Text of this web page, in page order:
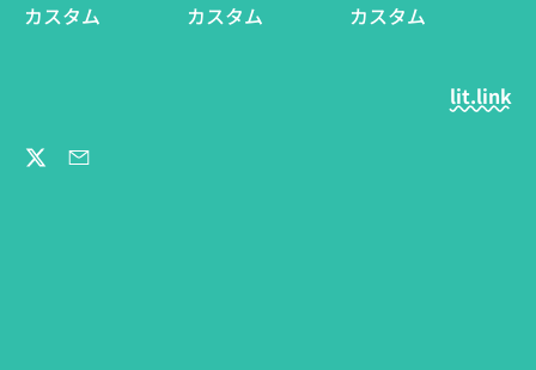
カスタム
カスタム
カスタム
lit.link
Twitter